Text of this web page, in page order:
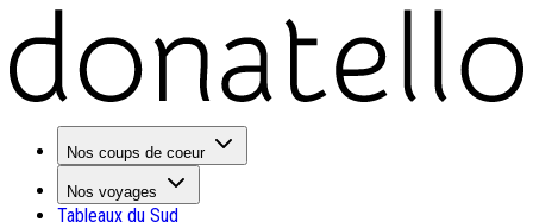
Nos coups de coeur
Nos voyages
Tableaux du Sud